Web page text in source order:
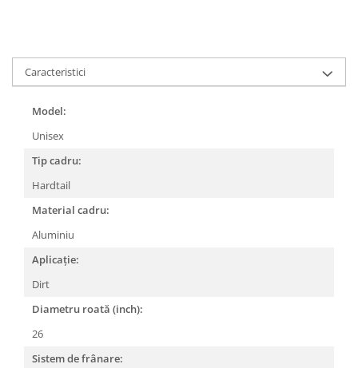
Manete Schimbător, Frâna, Combo
Manete frână
Manete combo
Piese manete
Manete schimbător
Accesorii
Manșoane
Pedale
Pinioane
Pipe
Roți
Roți spate
Caracteristici
Model:
Unisex
Tip cadru:
Hardtail
Material cadru:
Aluminiu
Aplicație:
Dirt
Diametru roată (inch):
26
Sistem de frânare: